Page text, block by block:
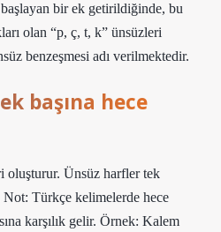
bir ek getirildiğinde, bu
olan “p, ç, t, k” ünsüzleri
benzeşmesi adı verilmektedir.
başına hece
oluşturur. Ünsüz harfler tek
Not: Türkçe kelimelerde hece
karşılık gelir. Örnek: Kalem